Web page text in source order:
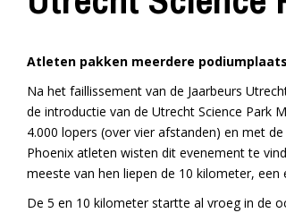
Atleten pakken meerdere
Na het faillissement van de Jaarbeurs
de introductie van de Utrecht Science Park
4.000 lopers (over vier afstanden) en met
Phoenix atleten wisten dit evenement te
meeste van hen liepen de 10 kilometer,
De 5 en 10 kilometer startte al vroeg in de